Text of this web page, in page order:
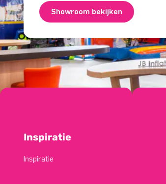
Showroom bekijken
Inspiratie
Inspiratie